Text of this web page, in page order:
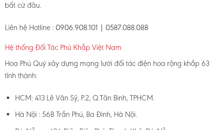
bất cứ đâu.
Liên hệ Hotline : 0906.908.101 | 0587.088.088
Hệ thống Đối Tác Phủ Khắp Việt Nam
Hoa Phú Quý xây dựng mạng lưới đối tác điện hoa rộng khắp 63
tỉnh thành:
HCM: 413 Lê Văn Sỹ, P.2, Q.Tân Bình, TPHCM.
Hà Nội : 56B Trần Phú, Ba Đình, Hà Nội.